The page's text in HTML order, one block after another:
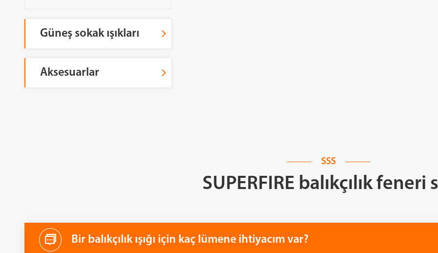
Güneş sokak ışıkları
Aksesuarlar
SSS
SUPERFIRE balıkçılık feneri
 Bir balıkçılık ışığı için kaç lümene ihtiyacım var?